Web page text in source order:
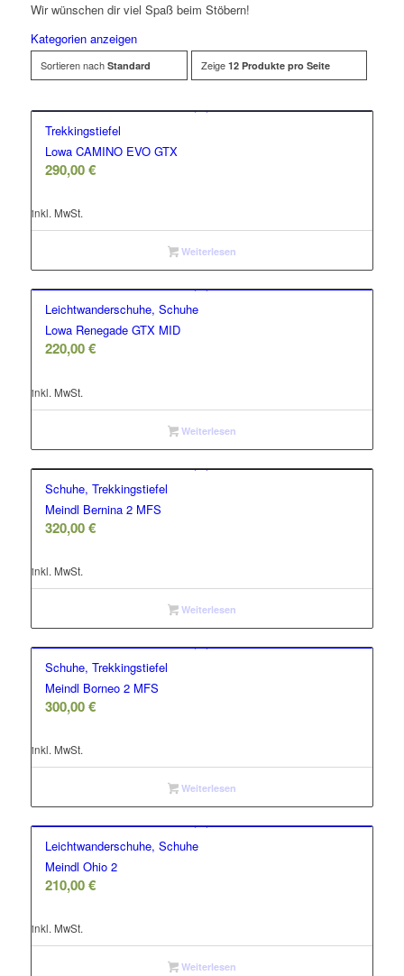
Wir wünschen dir viel Spaß beim Stöbern!
Kategorien anzeigen
Sortieren nach Standard Zeige 12 Produkte pro Seite
Trekkingstiefel
Lowa CAMINO EVO GTX
290,00€
inkl. MwSt.
Weiterlesen
Leichtwanderschuhe, Schuhe
Lowa Renegade GTX MID
220,00€
inkl. MwSt.
Weiterlesen
Schuhe, Trekkingstiefel
Meindl Bernina 2 MFS
320,00€
inkl. MwSt.
Weiterlesen
Schuhe, Trekkingstiefel
Meindl Borneo 2 MFS
300,00€
inkl. MwSt.
Weiterlesen
Leichtwanderschuhe, Schuhe
Meindl Ohio 2
210,00€
inkl. MwSt.
Weiterlesen